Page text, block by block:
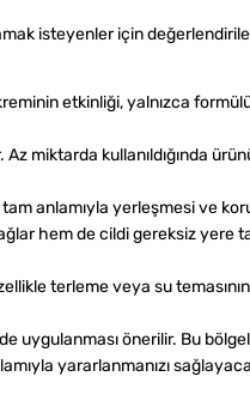
isteyenler için
etkinliği, yalnızca
miktarda kullanıldığında
anlamıyla yerleşmesi ve
hem de cildi gereksiz
terleme veya su
uygulanması önerilir. Bu
yararlanmanızı